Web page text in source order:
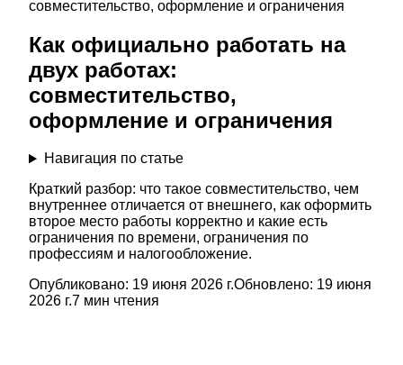
совместительство, оформление и ограничения
Как официально работать на
двух работах:
совместительство,
оформление и ограничения
Навигация по статье
Краткий разбор: что такое совместительство, чем
внутреннее отличается от внешнего, как оформить
второе место работы корректно и какие есть
ограничения по времени, ограничения по
профессиям и налогообложение.
Опубликовано: 19 июня 2026 г.Обновлено: 19 июня
2026 г.7 мин чтения